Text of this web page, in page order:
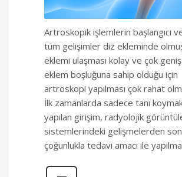
Artroskopik işlemlerin başlangıcı
tüm gelişimler diz ekleminde
eklemi ulaşması kolay ve çok
eklem boşluğuna sahip olduğu için
artroskopi yapılması çok rahat
İlk zamanlarda sadece tanı
yapılan girişim, radyolojik
sistemlerindeki gelişmelerden
çoğunlukla tedavi amacı ile